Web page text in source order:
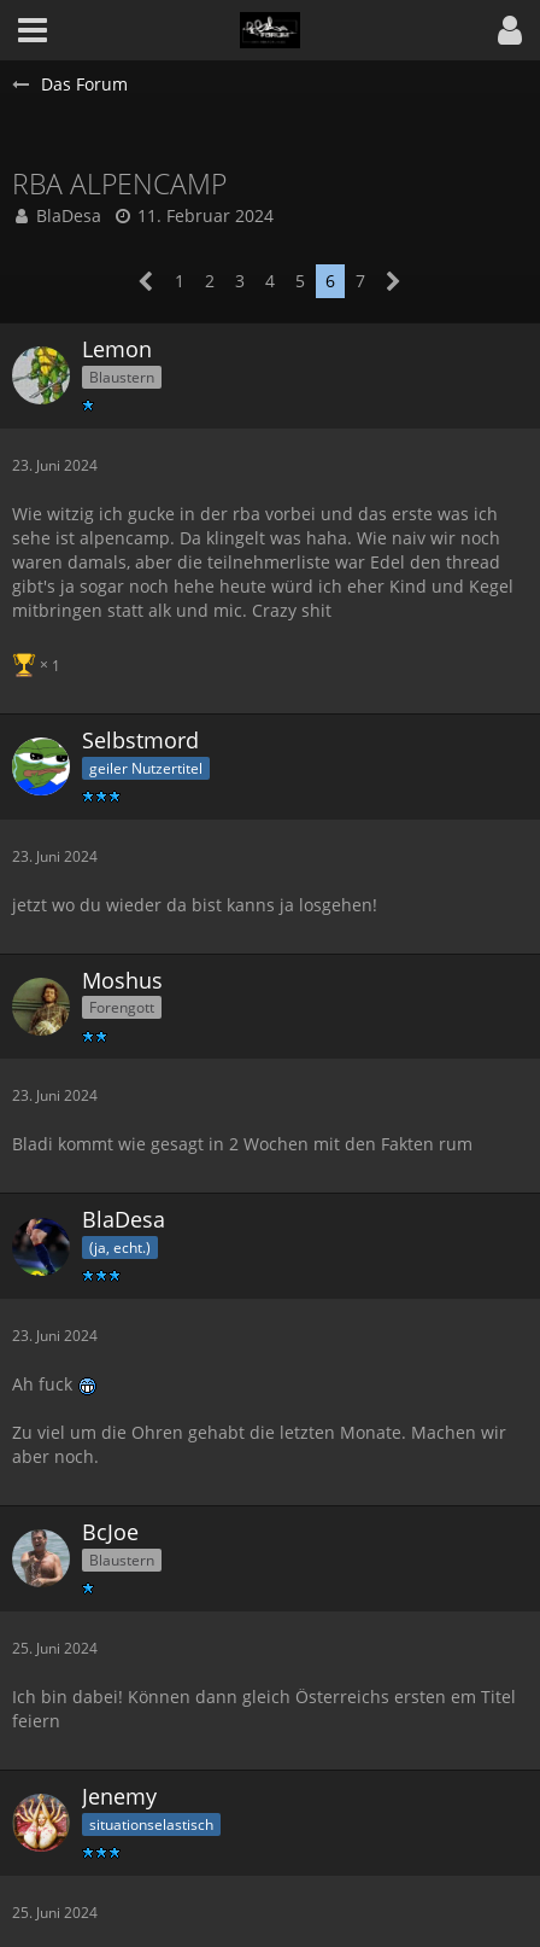
Das Forum
RBA ALPENCAMP
BlaDesa 11. Februar 2024
1 2 3 4 5 6 7
Lemon
Blaustern
23. Juni 2024
Wie witzig ich gucke in der rba vorbei und das erste was ich
sehe ist alpencamp. Da klingelt was haha. Wie naiv wir noch
waren damals, aber die teilnehmerliste war Edel den thread
gibt's ja sogar noch hehe heute würd ich eher Kind und Kegel
mitbringen statt alk und mic. Crazy shit
1
Selbstmord
geiler Nutzertitel
23. Juni 2024
jetzt wo du wieder da bist kanns ja losgehen!
Moshus
Forengott
23. Juni 2024
Bladi kommt wie gesagt in 2 Wochen mit den Fakten rum
BlaDesa
(ja, echt.)
23. Juni 2024
Ah fuck
Zu viel um die Ohren gehabt die letzten Monate. Machen wir
aber noch.
BcJoe
Blaustern
25. Juni 2024
Ich bin dabei! Können dann gleich Österreichs ersten em Titel
feiern
Jenemy
situationselastisch
25. Juni 2024